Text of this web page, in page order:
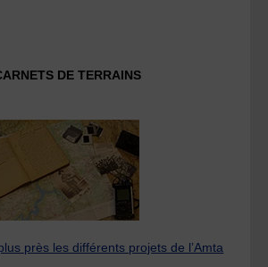
DE TERRAINS
près les différents projets de l’Amta